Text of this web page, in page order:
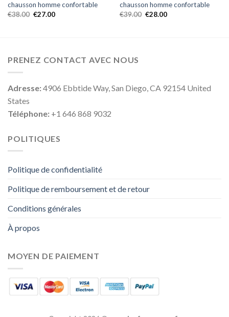
chausson homme confortable
€38.00 €27.00
chausson homme confortable
€39.00 €28.00
PRENEZ CONTACT AVEC NOUS
Adresse:4906 Ebbtide Way, San Diego, CA 92154 United
States
Téléphone: +1 646 868 9032
POLITIQUES
Politique de confidentialité
Politique de remboursement et de retour
Conditions générales
À propos
MOYEN DE PAIEMENT